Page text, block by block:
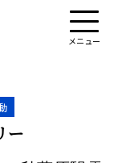
合わせ
ー